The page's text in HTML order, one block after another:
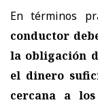
En términos
conductor
la obligación
el dinero
cercana a